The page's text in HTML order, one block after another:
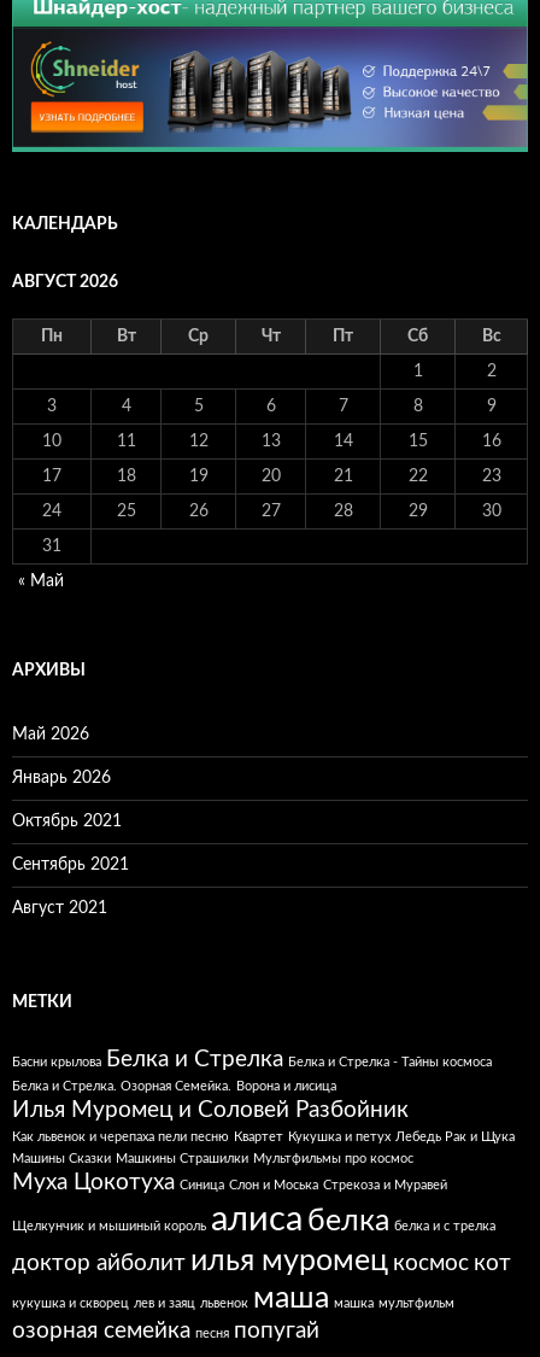
КАЛЕНДАРЬ
АВГУСТ 2026
Пн Вт Ср Чт Пт Сб Вс
1 2
3 4 5 6 7 8 9
10 11 12 13 14 15 16
17 18 19 20 21 22 23
24 25 26 27 28 29 30
31
« Май
АРХИВЫ
Май 2026
Январь 2026
Октябрь 2021
Сентябрь 2021
Август 2021
МЕТКИ
Басни крылова Белка и Стрелка Белка и Стрелка - Тайны космоса
Белка и Стрелка. Озорная Семейка.
Ворона и лисица
Илья Муромец и Соловей Разбойник
Как львенок и черепаха пели песню Квартет Кукушка и петух Лебедь Рак и Щука
Машины Сказки Машкины Страшилки Мультфильмы про космос
Муха Цокотуха Синица Слон и Моська Стрекоза и Муравей
Щелкунчик и мышиный король алиса белка белка и с трелка
доктор айболит илья муромец космос кот
кукушка и скворец лев и заяц львенок маша машка мультфильм
озорная семейка песня попугай